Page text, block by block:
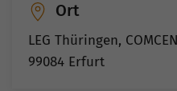
Ort
LEG Thüringen,
99084 Erfurt